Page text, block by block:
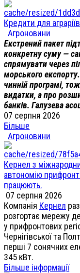
Кредити для
Агроновини
Екстрений пакет
конкретну суму —
спрямувати через
морського
чинній програмі,
видатки, а про
банків. Галузева
07 серпня 2026
Більше
Агроновини
Кернел з
автономію
працюють.
07 серпня 2026
Компанія Кернел
розгортає мережу
у прифронтових
Чернігівської та
перші 7 сонячних
345 кВт.
Більше інформації